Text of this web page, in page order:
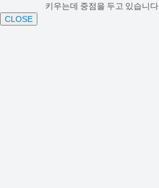
키우는데 중점을 두고 있습니다.
CLOSE